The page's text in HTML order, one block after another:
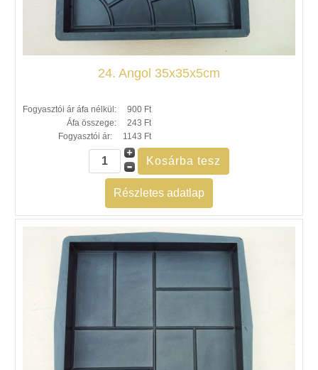
24. Angol 35x35x5cm
Fogyasztói ár áfa nélkül:
900 Ft
Áfa összege:
243 Ft
Fogyasztói ár:
1143 Ft
Részletes adatlap